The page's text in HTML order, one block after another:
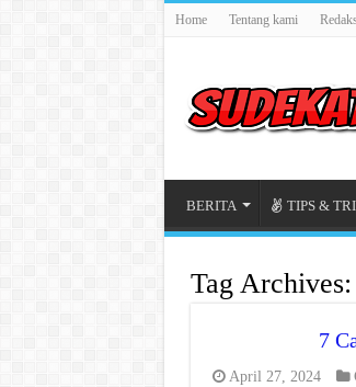
Home Tentang kami
BERITA TIPS &
Tag Archives:
7
April 27, 2024